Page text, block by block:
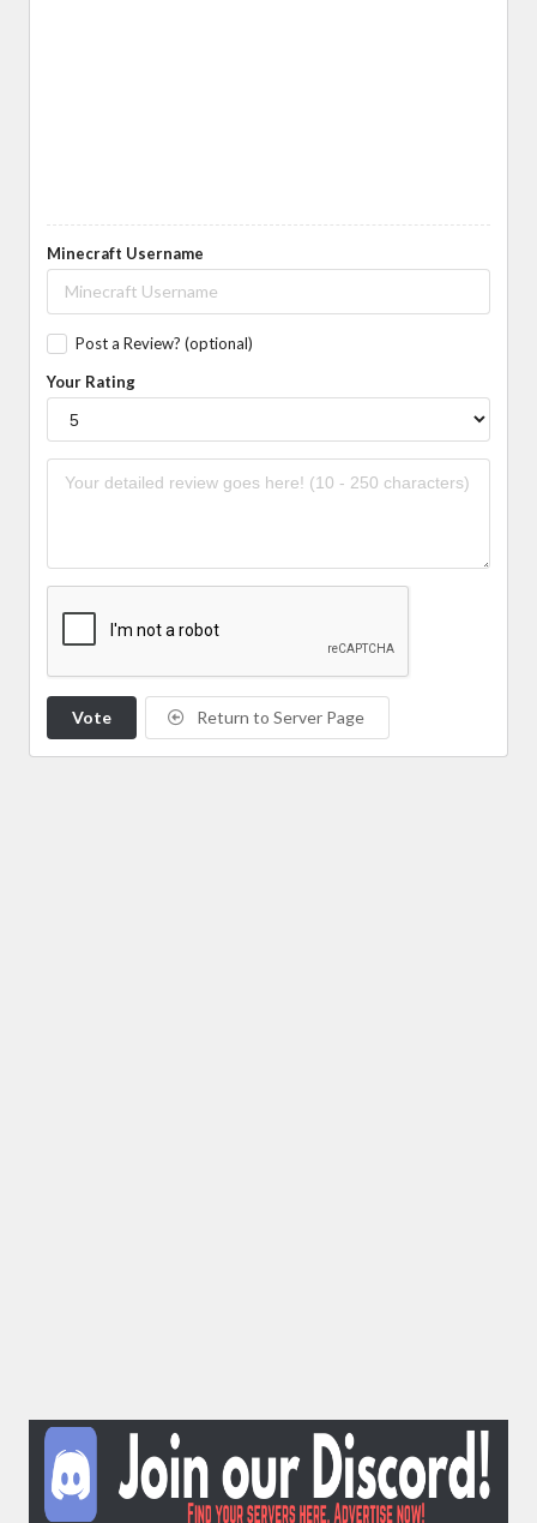
Minecraft Username
Post a Review? (optional)
Your Rating
Vote Return to Server Page